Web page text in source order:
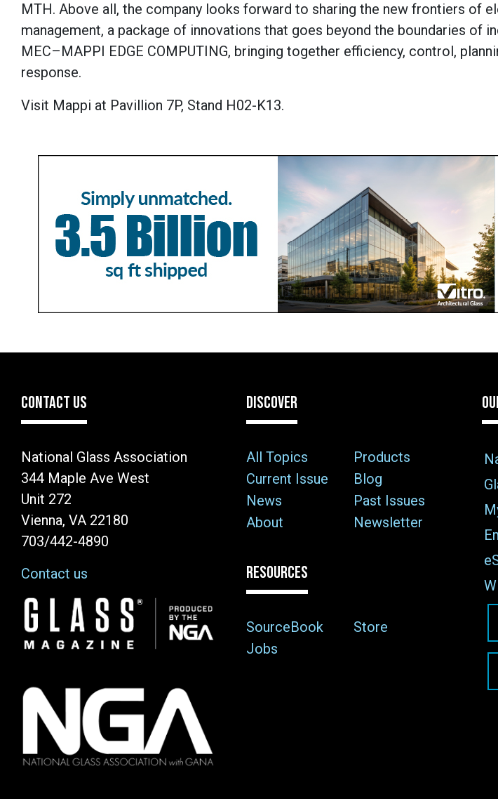
MTH. Above all, the company looks forward to sharing the new frontiers of
management, a package of innovations that goes beyond the boundaries of
MEC–MAPPI EDGE COMPUTING, bringing together efficiency, control,
response.
Фінансова стабільність іноді потребує швидких рішень, особливо
Система працює автоматично, що виключає людський фактор та
обробки кожної заявки. Вам достатньо заповнити коротку анкету та
яке зазвичай приходить за кілька хвилин. Гроші надходять на рахунок
електронного договору.
Многие люди сталкиваются с трудностями при оформлении
официальной справки с места работы. Современные
кредит онлайн без подтверждения дохода,
протоколами шифрования.
Visit Mappi at Pavillion 7P, Stand H02-K13.
CONTACT US
National Glass Association
344 Maple Ave West
Unit 272
Vienna, VA 22180
703/442-4890
Contact us
Image
DISCOVER
All Topics
Products
Current Issue
Blog
News
Past Issues
About
Newsletter
RESOURCES
SourceBook
Store
Jobs